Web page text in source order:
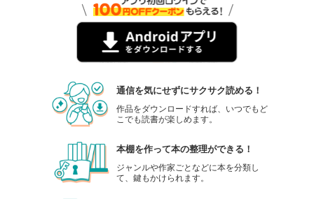
通信を気にせずにサクサク読める！
作品をダウンロードすれば、いつでもど
こでも読書が楽しめます。
本棚を作って本の整理ができる！
ジャンルや作家ごとなどに本を分類し
て、鍵もかけられます。